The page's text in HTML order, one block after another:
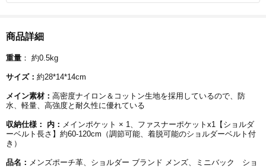
商品詳細
重量 ： 約0.5kg
サイズ： 約28*14*14cm
メイン素材： 高密度ナイロン＆コットン生地を採用しているので、防
水、軽量、高強度と耐久性に優れている
収納仕様： 内： メインポケット × 1、ファスナーポケットx1【ショルダ
ーベルト長さ】約60-120cm（調節可能、着脱可能のショルダーベルト付
き）
品名： メンズポーチ革、ショルダー ブランド メンズ、ミニバック ショ